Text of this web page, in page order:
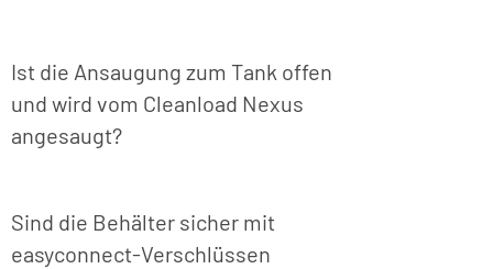
Ist die Ansaugung zum Tank offen
und wird vom Cleanload Nexus
angesaugt?
Sind die Behälter sicher mit
easyconnect-Verschlüssen